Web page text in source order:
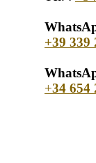
+39 339
+34 654